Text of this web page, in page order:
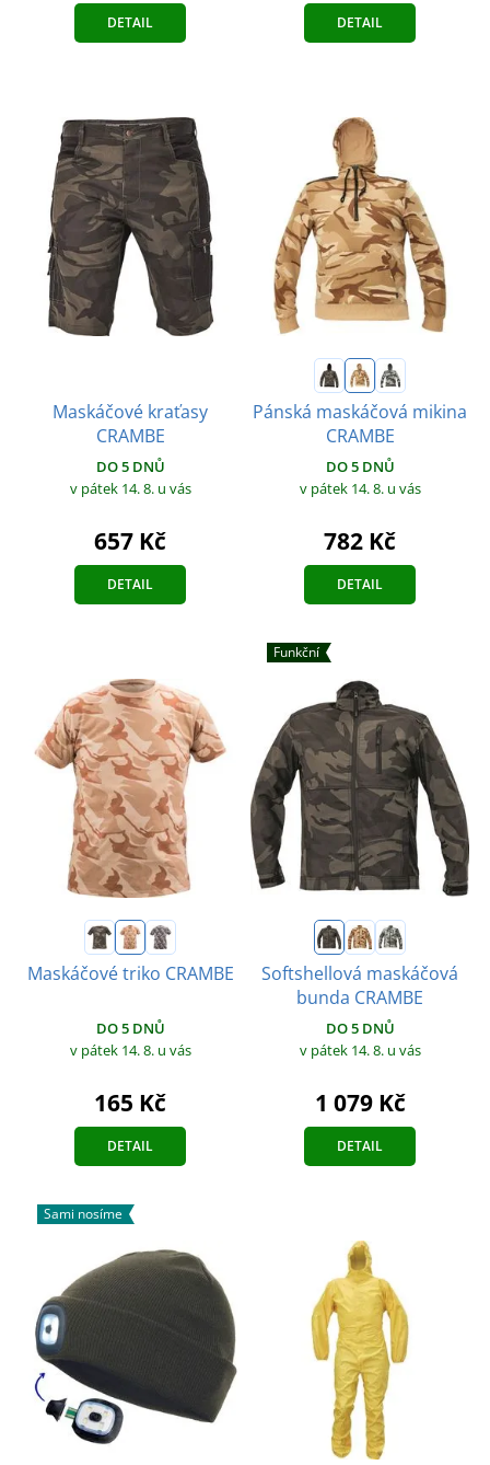
DETAIL DETAIL
Maskáčové kraťasy
CRAMBE
DO 5 DNŮ
v pátek 14. 8. u vás
657 Kč
DETAIL
Pánská maskáčová mikina
CRAMBE
DO 5 DNŮ
v pátek 14. 8. u vás
782 Kč
DETAIL
Maskáčové triko CRAMBE
DO 5 DNŮ
v pátek 14. 8. u vás
165 Kč
DETAIL
Funkční
Softshellová maskáčová
bunda CRAMBE
DO 5 DNŮ
v pátek 14. 8. u vás
1 079 Kč
DETAIL
Sami nosíme